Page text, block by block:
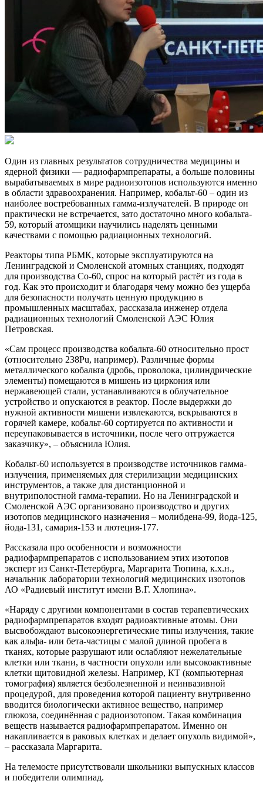
Один из главных результатов сотрудничества медицины и
ядерной физики — радиофармпрепараты, а больше половины
вырабатываемых в мире радиоизотопов используются именно
в области здравоохранения. Например, кобальт-60 – один из
наиболее востребованных гамма-излучателей. В природе он
практически не встречается, зато достаточно много кобальта‐
59, который атомщики научились наделять ценными
качествами с помощью радиационных технологий.
Реакторы типа РБМК, которые эксплуатируются на
Ленинградской и Смоленской атомных станциях, подходят
для производства Cо-60, спрос на который растёт из года в
год. Как это происходит и благодаря чему можно без ущерба
для безопасности получать ценную продукцию в
промышленных масштабах, рассказала инженер отдела
радиационных технологий Смоленской АЭС Юлия
Петровская.
«Сам процесс производства кобальта-60 относительно прост
(относительно 238Pu, например). Различные формы
металлического кобальта (дробь, проволока, цилиндрические
элементы) помещаются в мишень из циркония или
нержавеющей стали, устанавливаются в облучательное
устройство и опускаются в реактор. После выдержки до
нужной активности мишени извлекаются, вскрываются в
горячей камере, кобальт-60 сортируется по активности и
переупаковывается в источники, после чего отгружается
заказчику», – объяснила Юлия.
Кобальт-60 используется в производстве источников гамма-
излучения, применяемых для стерилизации медицинских
инструментов, а также для дистанционной и
внутриполостной гамма-терапии. Но на Ленинградской и
Смоленской АЭС организовано производство и других
изотопов медицинского назначения – молибдена-99, йода-125,
йода-131, самария-153 и лютеция-177.
Рассказала про особенности и возможности
радиофармпрепаратов с использованием этих изотопов
эксперт из Санкт-Петербурга, Маргарита Тюпина, к.х.н.,
начальник лаборатории технологий медицинских изотопов
АО «Радиевый институт имени В.Г. Хлопина».
«Наряду с другими компонентами в состав терапевтических
радиофармпрепаратов входят радиоактивные атомы. Они
высвобождают высокоэнергетические типы излучения, такие
как альфа- или бета-частицы с малой длиной пробега в
тканях, которые разрушают или ослабляют нежелательные
клетки или ткани, в частности опухоли или высокоактивные
клетки щитовидной железы. Например, КТ (компьютерная
томография) является безболезненной и неинвазивной
процедурой, для проведения которой пациенту внутривенно
вводится биологически активное вещество, например
глюкоза, соединённая с радиоизотопом. Такая комбинация
веществ называется радиофармпрепаратом. Именно он
накапливается в раковых клетках и делает опухоль видимой»,
– рассказала Маргарита.
На телемосте присутствовали школьники выпускных классов
и победители олимпиад.